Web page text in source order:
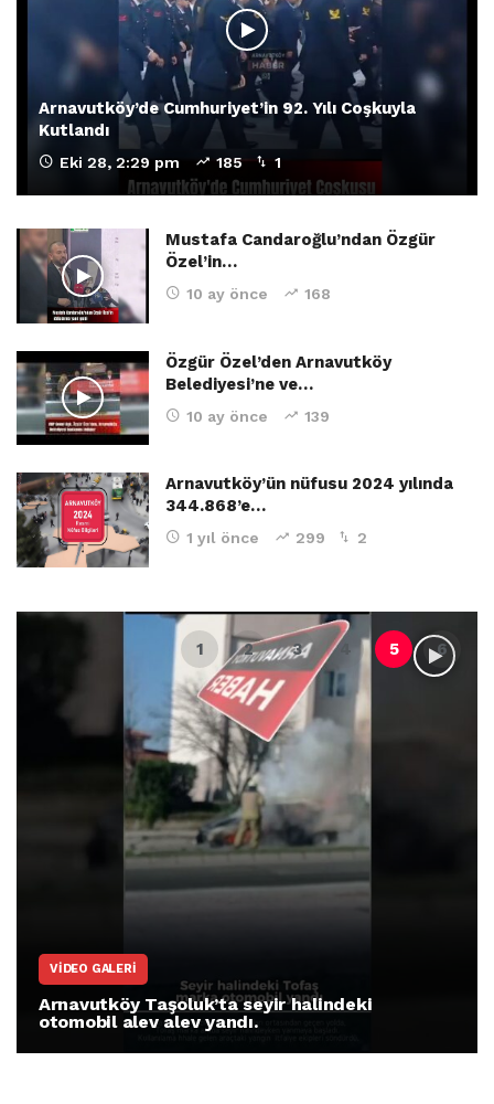
Arnavutköy’de Cumhuriyet’in 92. Yılı Coşkuyla
Kutlandı
Eki 28, 2:29 pm 185 1
Mustafa Candaroğlu’ndan Özgür
Özel’in…
10 ay önce 168
Özgür Özel’den Arnavutköy
Belediyesi’ne ve…
10 ay önce 139
Arnavutköy’ün nüfusu 2024 yılında
344.868’e…
1 yıl önce 299 2
VIDEO GALERI
Arnavutköy Taşoluk’ta seyir halindeki
otomobil alev alev yandı.